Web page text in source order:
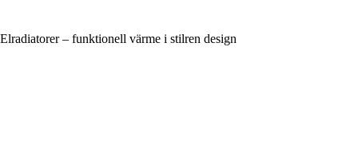
Elradiatorer – funktionell värme i stilren design